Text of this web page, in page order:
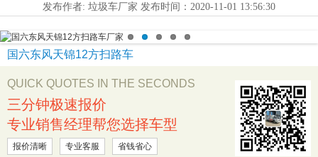
发布作者: 垃圾车厂家 发布时间：2020-11-01 13:56:30
国六东风天锦12方扫路车
QUICK QUOTES IN THE SECONDS
三分钟极速报价
专业销售经理帮您选择车型
报价清晰 专业客服 省钱省心